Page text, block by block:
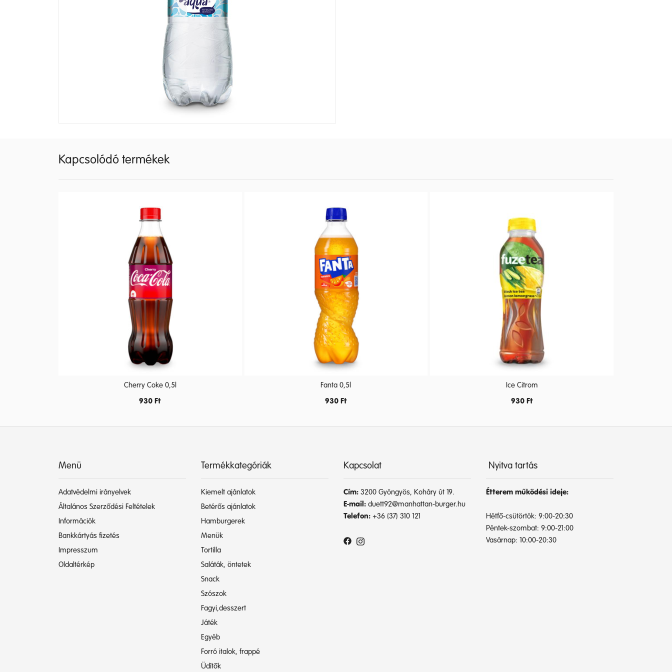
Kapcsolódó termékek
Cherry Coke 0,5l
930 Ft
Fanta 0,5l
930 Ft
Ice Citrom
930 Ft
Menü
Adatvédelmi irányelvek
Általános Szerződési Feltételek
Információk
Bankkártyás fizetés
Impresszum
Oldaltérkép
Termékkategóriák
Kiemelt ajánlatok
Betérős ajánlatok
Hamburgerek
Menük
Tortilla
Saláták, öntetek
Snack
Szószok
Fagyi,desszert
Játék
Egyéb
Forró italok, frappé
Üdítők
Kapcsolat
Cím: 3200 Gyöngyös, Koháry út 19.
E-mail: duett92@manhattan-burger.hu
Telefon: +36 (37) 310 121
Nyitva tartás
Étterem működési ideje:
Hétfő-csütörtök: 9:00-20:30
Péntek-szombat: 9:00-21:00
Vasárnap: 10:00-20:30